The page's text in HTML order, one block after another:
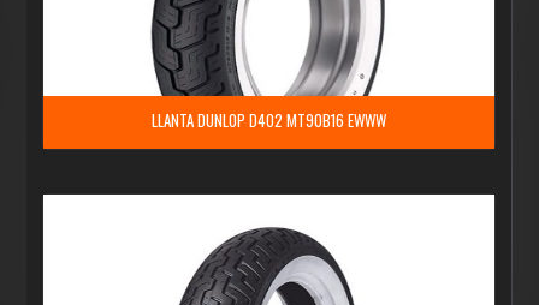
LLANTA DUNLOP D402 MT90B16 EWWW